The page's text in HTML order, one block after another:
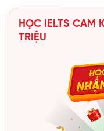
HỌC IELTS CAM
TRIỆU